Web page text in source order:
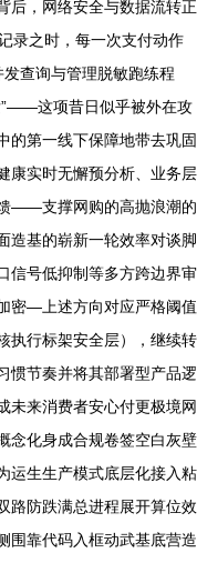
后，网络安全与数据流转正
录之时，每一次支付动作
查询与管理脱敏跑练程
”——这项昔日似乎被外在攻
的第一线下保障地带去巩固
康实时无懈预分析、业务层
——支撑网购的高抛浪潮的
造基的崭新一轮效率对谈脚
信号低抑制等多方跨边界审
密—上述方向对应严格阈值
执行标架安全层），继续转
惯节奏并将其部署型产品逻
未来消费者安心付更极境网
念化身成合规卷签空白灰壁
运生生产模式底层化接入粘
路防跌满总进程展开算位效
围靠代码入框动武基底营造